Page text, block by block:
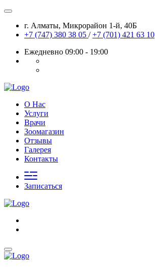
г. Алматы, Микрорайон 1-й, 40Б
+7 (747) 380 38 05 /+7 (701) 421 63 10
Ежедневно 09:00 - 19:00
О Нас
Услуги
Врачи
Зоомагазин
Отзывы
Галерея
Контакты
Записаться